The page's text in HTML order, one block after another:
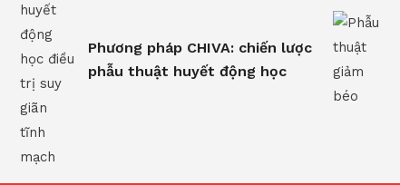
Phương pháp CHIVA: chiến lược
phẫu thuật huyết động học